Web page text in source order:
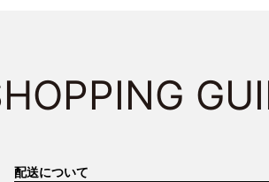
配送について